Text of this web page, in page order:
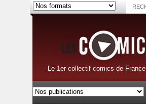
Le 1er collectif comics de France